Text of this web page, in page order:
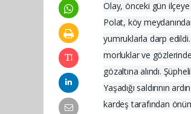
Olay, önceki gün
Polat, köy
yumruklarla darp edildi.
morluklar ve
gözaltına alındı.
Yaşadığı saldırının
kardeş tarafından